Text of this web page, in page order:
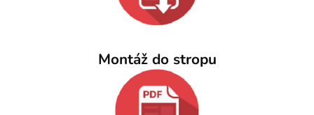
Montáž do stropu